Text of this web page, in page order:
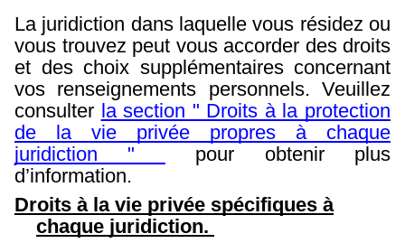
La juridiction dans laquelle vous résidez ou
vous trouvez peut vous accorder des droits
et des choix supplémentaires concernant
vos renseignements personnels. Veuillez
consulter la section " Droits à la protection
de la vie privée propres à chaque
juridiction "
pour obtenir plus
d’information.
Droits à la vie privée spécifiques à
chaque juridiction.